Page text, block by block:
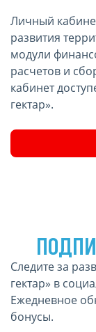
Личный
развития
модули
расчетов и
кабинет
гектар».
Следите за
гектар» в
Ежедневное
бонусы.